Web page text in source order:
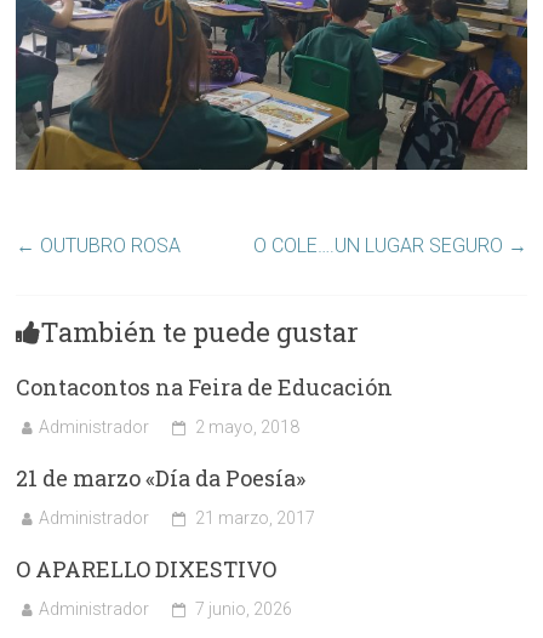
← OUTUBRO ROSA O COLE….UN LUGAR SEGURO →
También te puede gustar
Contacontos na Feira de Educación
Administrador 2 mayo, 2018
21 de marzo «Día da Poesía»
Administrador 21 marzo, 2017
O APARELLO DIXESTIVO
Administrador 7 junio, 2026